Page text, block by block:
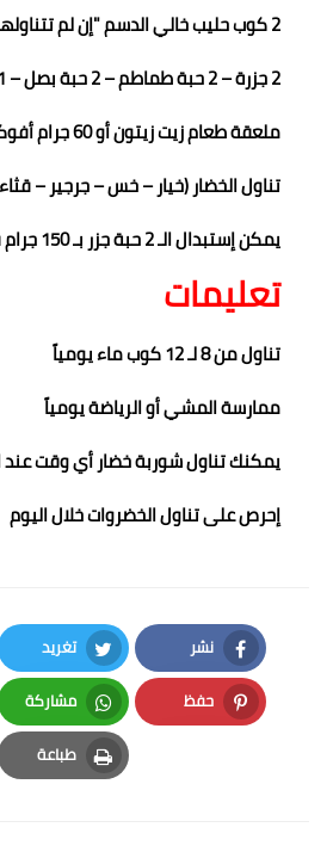
2 كوب حليب خالي الدسم "إن لم تتناولهم مع الوجبات"
2 جزرة – 2 حبة طماطم – 2 حبة بصل – 1 حبة باذنجان
ملعقة طعام زيت زيتون أو 60 جرام أفوكادو
تناول الخضار (خيار – خس – جرجير –
يمكن إستبدال الـ 2 حبة جزر بـ 150 جرام قرع عسل
تعليمات
تناول من 8 لـ 12 كوب ماء يومياً
ممارسة المشي أو الرياضة يومياً
يمكنك تناول شوربة خضار أي وقت عند
إحرص على تناول الخضروات خلال اليوم
نشر
Facebook
تغريد
Twitter
حفظ
Pinterest
مشاركة
Whatsapp
طباعة
Print